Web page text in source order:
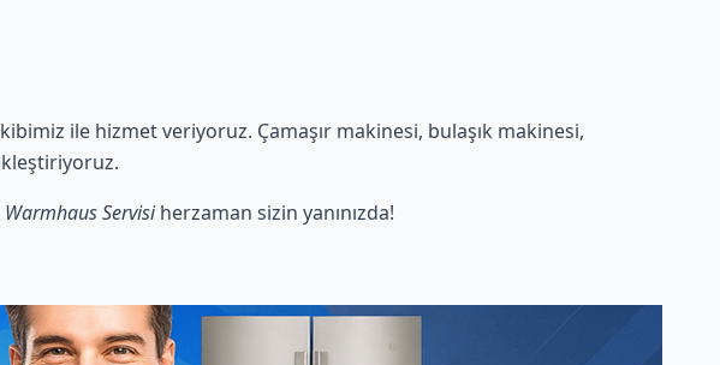
ile hizmet veriyoruz. Çamaşır makinesi, bulaşık makinesi,
Warmhaus Servisiherzaman sizin yanınızda!